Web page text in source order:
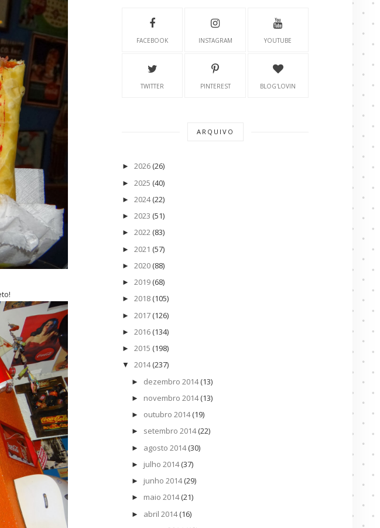
FACEBOOK INSTAGRAM YOUTUBE
TWITTER PINTEREST BLOG'LOVIN
ARQUIVO
► 2026 (26)
► 2025 (40)
► 2024 (22)
► 2023 (51)
► 2022 (83)
► 2021 (57)
► 2020 (88)
► 2019 (68)
► 2018 (105)
► 2017 (126)
► 2016 (134)
► 2015 (198)
▼ 2014 (237)
► dezembro 2014 (13)
► novembro 2014 (13)
► outubro 2014 (19)
► setembro 2014 (22)
► agosto 2014 (30)
► julho 2014 (37)
► junho 2014 (29)
► maio 2014 (21)
► abril 2014 (16)